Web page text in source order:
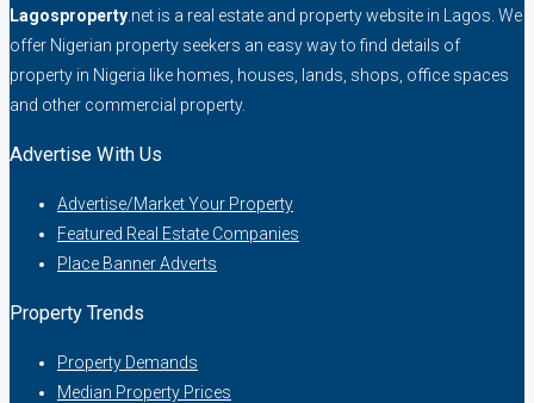
Lagosproperty .net is a real estate and property website in Lagos. We
offer Nigerian property seekers an easy way to find details of
property in Nigeria like homes, houses, lands, shops, office spaces
and other commercial property.
Advertise With Us
Advertise/Market Your Property
Featured Real Estate Companies
Place Banner Adverts
Property Trends
Property Demands
Median Property Prices